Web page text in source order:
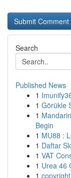
Search
Published News
1
1 Görükle
1
Begin
1 MU88 :
1 Daftar
1 VAT
1 Urea 46
1